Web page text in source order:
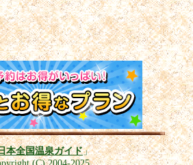
本全国温泉ガイド」
(C) 2004-2025